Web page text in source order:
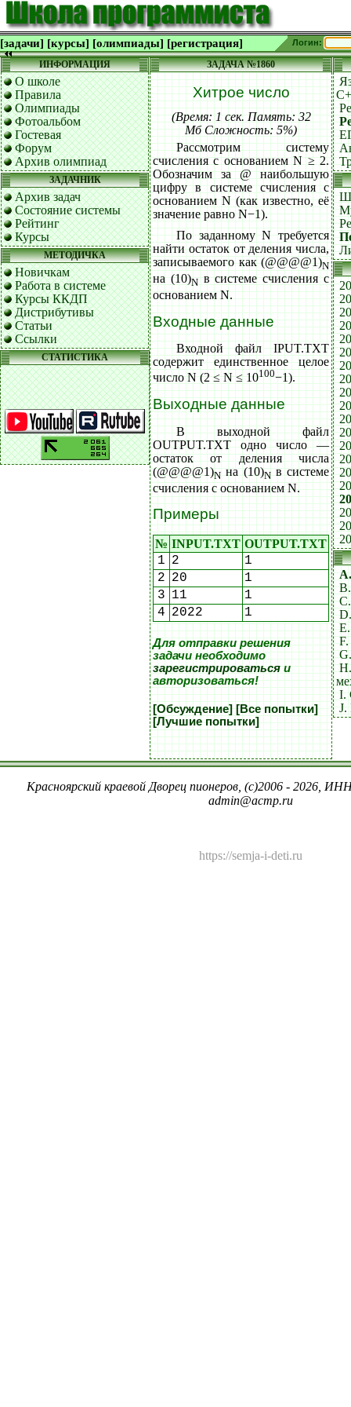
[задачи] [курсы] [олимпиады] [регистрация] Логин:
ИНФОРМАЦИЯ
О школе
Правила
Олимпиады
Фотоальбом
Гостевая
Форум
Архив олимпиад
ЗАДАЧНИК
Архив задач
Состояние системы
Рейтинг
Курсы
МЕТОДИЧКА
Новичкам
Работа в системе
Курсы ККДП
Дистрибутивы
Статьи
Ссылки
СТАТИСТИКА
ЗАДАЧА №1860
Хитрое число
(Время: 1 сек. Память: 32
Мб Сложность: 5%)
Рассмотрим систему
счисления с основанием N ≥ 2.
Обозначим за @ наибольшую
цифру в системе счисления с
основанием N (как известно, её
значение равно N−1).
По заданному N требуется
найти остаток от деления числа,
записываемого как (@@@@1)N
на (10)Nв системе счисления с
основанием N.
Входные данные
Входной файл IPUT.TXT
содержит единственное целое
число N (2 ≤ N ≤ 10100−1).
Выходные данные
В выходной файл
OUTPUT.TXT одно число —
остаток от деления числа
(@@@@1)Nна (10)Nв системе
счисления с основанием N.
Примеры
№ INPUT.TXT OUTPUT.TXT
1 2
1
2 20
1
3 11
1
4 2022 1
Для отправки решения
задачи необходимо
зарегистрироватьсяи
авторизоваться!
[Обсуждение] [Все попытки]
[Лучшие попытки]
I.
J.
Красноярский краевой Дворец пионеров, (c)2006 - 2026,
admin@acmp.ru
https://semja-i-deti.ru